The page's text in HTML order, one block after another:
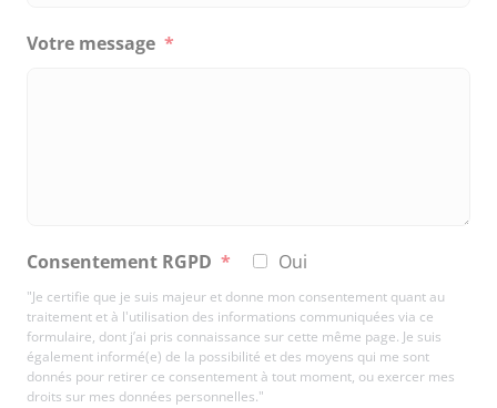
Votre message *
Consentement RGPD * Oui
"Je certifie que je suis majeur et donne mon consentement quant au
traitement et à l'utilisation des informations communiquées via ce
formulaire, dont j’ai pris connaissance sur cette même page. Je suis
également informé(e) de la possibilité et des moyens qui me sont
donnés pour retirer ce consentement à tout moment, ou exercer mes
droits sur mes données personnelles."